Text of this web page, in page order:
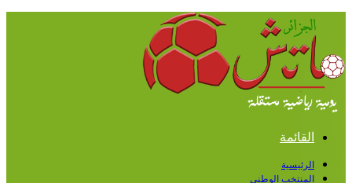
القائمة
الرئيسية
المنتخب الوطني